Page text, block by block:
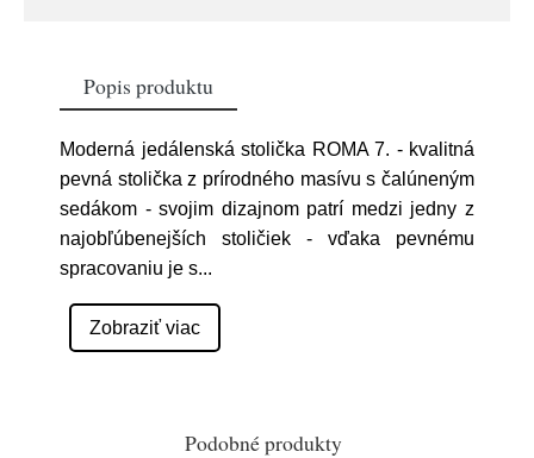
Popis produktu
Moderná jedálenská stolička ROMA 7. - kvalitná
pevná stolička z prírodného masívu s čalúneným
sedákom - svojim dizajnom patrí medzi jedny z
najobľúbenejších stoličiek - vďaka pevnému
spracovaniu je s...
Zobraziť viac
Podobné produkty